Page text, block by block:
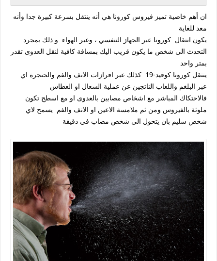
ان أهم خاصية تميز فيروس كورونا هي أنه ينتقل بسرعة كبيرة جدا وأنه
معد للغاية
يكون انتقال كورونا عبر الجهاز التنفسي ، وعبر الهواء و ذلك بمجرد
التحدث الى شخص ما يكون قريب اليك بمسافة كافية لنقل العدوى تقدر
بمتر واحد
ينتقل كورونا كوفيد-19 كذلك عبر افرازات الانف والفم والحنجرة اي
عبر البلغم واللعاب الناتجين عن عملية السعال او العطاس
فالاحتكاك المباشر مع اشخاص مصابين بالعدوى او مع اسطح تكون
ملوثة بالفيروس ومن ثم ملامسة الاعين او الانف والفم يسمح لاي
شخص سليم بان يتحول الى شخص مصاب في دقيقة